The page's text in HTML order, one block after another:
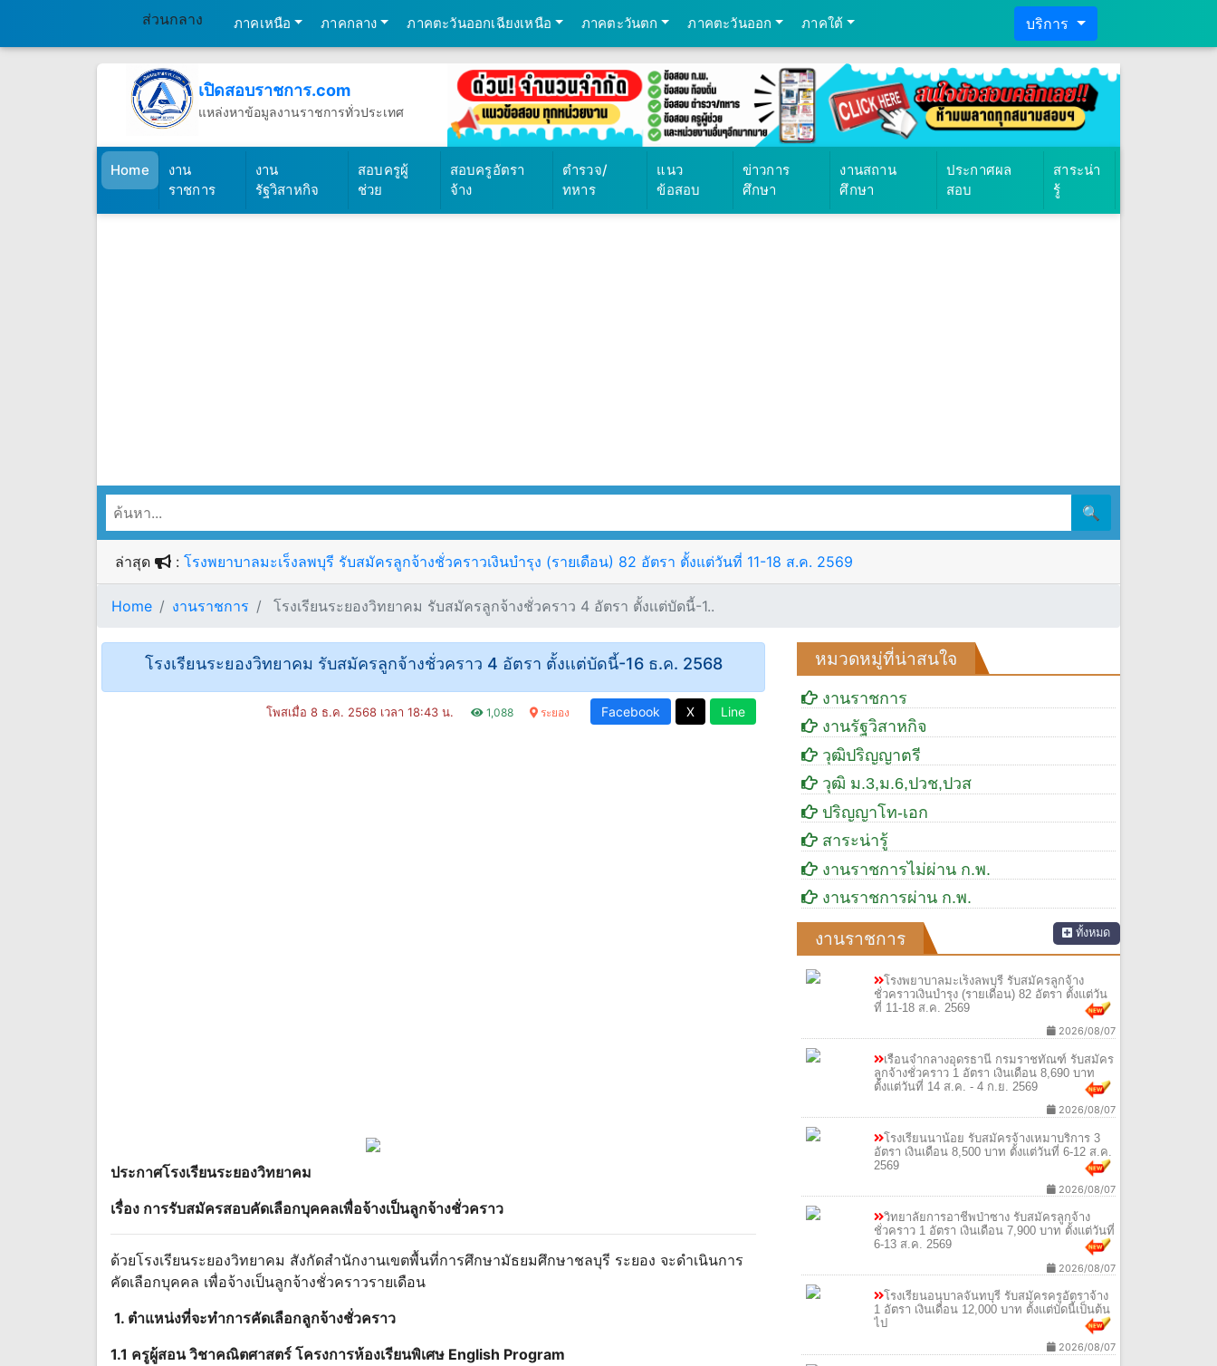
ส่วนกลาง ภาคเหนือ ภาคกลาง ภาคตะวันออกเฉียงเหนือ ภาคตะวันตก ภาคตะวันออก ภาคใต้ บริการ
เปิดสอบราชการ.com
แหล่งหาข้อมูลงานราชการทั่วประเทศ
Home(เปิดสอบราชการ)
งาน
ราชการ
งาน
รัฐวิสาหกิจ
สอบครูผู้
ช่วย
สอบครูอัตรา
จ้าง
ตำรวจ/
ทหาร
แนว
ข้อสอบ
ข่าวการ
ศึกษา
งานสถาน
ศึกษา
ประกาศผล
สอบ
สาระน่า
รู้
🔍
ล่าสุด : โรงพยาบาลมะเร็งลพบุรี รับสมัครลูกจ้างชั่วคราวเงินบำรุง (รายเดือน) 82 อัตรา ตั้งแต่วันที่ 11-18 ส.ค. 2569
Home งานราชการ โรงเรียนระยองวิทยาคม รับสมัครลูกจ้างชั่วคราว 4 อัตรา ตั้งเเต่บัดนี้-1..
โรงเรียนระยองวิทยาคม รับสมัครลูกจ้างชั่วคราว 4 อัตรา ตั้งเเต่บัดนี้-16 ธ.ค. 2568
โพสเมื่อ 8 ธ.ค. 2568 เวลา 18:43 น. 1,088 ระยอง Facebook X Line
ประกาศโรงเรียนระยองวิทยาคม
เรื่อง การรับสมัครสอบคัดเลือกบุคคลเพื่อจ้างเป็นลูกจ้างชั่วคราว
ด้วยโรงเรียนระยองวิทยาคม สังกัดสํานักงานเขตพื้นที่การศึกษามัธยมศึกษาชลบุรี ระยอง จะดําเนินการ
คัดเลือกบุคคล เพื่อจ้างเป็นลูกจ้างชั่วคราวรายเดือน
1. ตําแหน่งที่จะทําการคัดเลือกลูกจ้างชั่วคราว
1.1 ครูผู้สอน วิชาคณิตศาสตร์ โครงการห้องเรียนพิเศษ English Program
หมวดหมู่ที่น่าสนใจ
งานราชการ
งานรัฐวิสาหกิจ
วุฒิปริญญาตรี
วุฒิ ม.3,ม.6,ปวช,ปวส
ปริญญาโท-เอก
สาระน่ารู้
งานราชการไม่ผ่าน ก.พ.
งานราชการผ่าน ก.พ.
งานราชการ ทั้งหมด
โรงพยาบาลมะเร็งลพบุรี รับสมัครลูกจ้าง
ชั่วคราวเงินบำรุง (รายเดือน) 82 อัตรา ตั้งแต่วัน
ที่ 11-18 ส.ค. 2569
2026/08/07
เรือนจำกลางอุดรธานี กรมราชทัณฑ์ รับสมัคร
ลูกจ้างชั่วคราว 1 อัตรา เงินเดือน 8,690 บาท
ตั้งแต่วันที่ 14 ส.ค. - 4 ก.ย. 2569
2026/08/07
โรงเรียนนาน้อย รับสมัครจ้างเหมาบริการ 3
อัตรา เงินเดือน 8,500 บาท ตั้งแต่วันที่ 6-12 ส.ค.
2569
2026/08/07
วิทยาลัยการอาชีพป่าซาง รับสมัครลูกจ้าง
ชั่วคราว 1 อัตรา เงินเดือน 7,900 บาท ตั้งแต่วันที่
6-13 ส.ค. 2569
2026/08/07
โรงเรียนอนุบาลจันทบุรี รับสมัครครูอัตราจ้าง
1 อัตรา เงินเดือน 12,000 บาท ตั้งแต่บัดนี้เป็นต้น
ไป
2026/08/07